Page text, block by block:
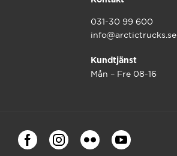
031-30 99 600
info@arctictrucks.se
Kundtjänst
Mån – Fre 08-16